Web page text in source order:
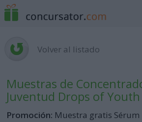
Volver al listado
Muestras de
Juventud Drops of Youth
Promoción: Muestra gratis Sérum